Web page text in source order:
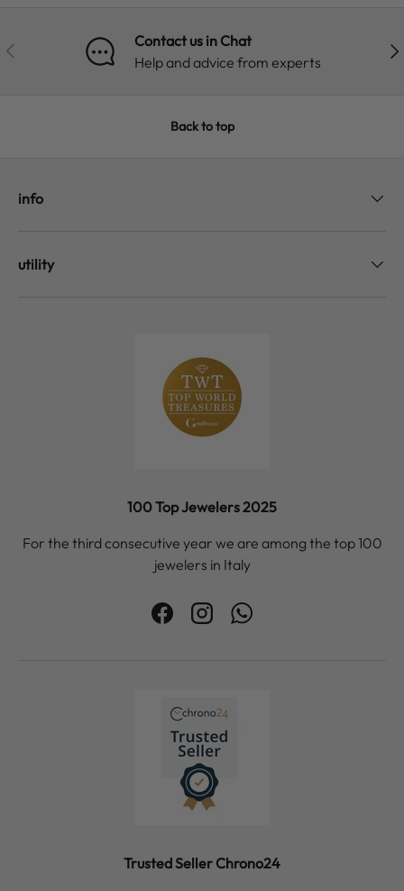
PREVIOUS
Contact us in Chat
Help and advice from experts
Back to top
info
utility
100 Top Jewelers 2025
For the third consecutive year we are among the top 100
jewelers in Italy
FacebookInstagramWhatsApp
Trusted Seller Chrono24